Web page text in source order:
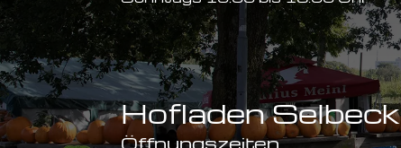
Hofladen Selbeck
Öffnungszeiten